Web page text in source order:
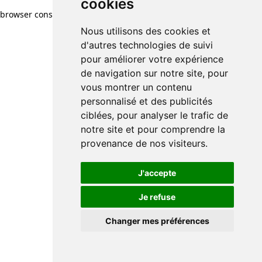
cookies
Nous utilisons des cookies et
d'autres technologies de suivi
pour améliorer votre expérience
de navigation sur notre site, pour
vous montrer un contenu
personnalisé et des publicités
ciblées, pour analyser le trafic de
notre site et pour comprendre la
provenance de nos visiteurs.
J'accepte
Je refuse
Changer mes préférences
cookies
Nous utilisons des cookies et
d'autres technologies de suivi
pour améliorer votre expérience
de navigation sur notre site, pour
vous montrer un contenu
personnalisé et des publicités
ciblées, pour analyser le trafic de
notre site et pour comprendre la
provenance de nos visiteurs.
J'accepte
Je refuse
Changer mes préférences
browser console for more information)